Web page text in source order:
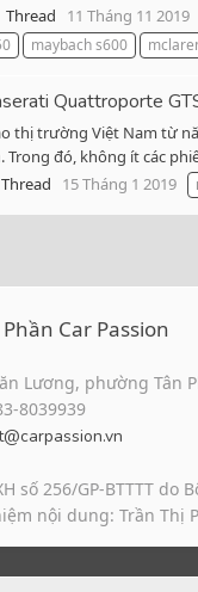
Thread 11 Tháng 11 2019
maybach s600
Quattroporte
thị trường Việt Nam từ
Trong đó, không ít các
Thread 15 Tháng 1 2019
Car Passion
Lương, phường Tân
8039939
số 256/GP-BTTTT do
nội dung: Trần Thị